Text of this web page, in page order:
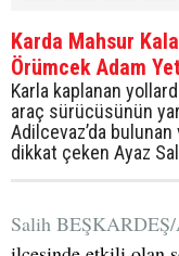
Karda Mahsur
Örümcek Adam
Karla kaplanan
araç sürücüsünün
Adilcevaz’da
dikkat çeken Ayaz
Salih